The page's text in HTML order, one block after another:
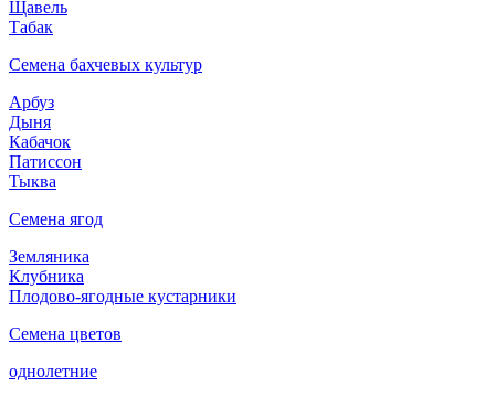
Щавель
Табак
Семена бахчевых культур
Арбуз
Дыня
Кабачок
Патиссон
Тыква
Семена ягод
Земляника
Клубника
Плодово-ягодные кустарники
Семена цветов
однолетние